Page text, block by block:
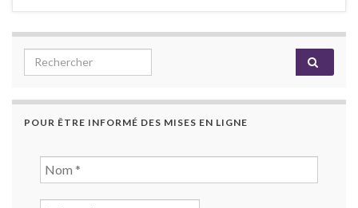
Search for:
POUR ÊTRE INFORMÉ DES MISES EN LIGNE